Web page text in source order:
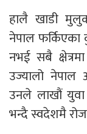
हालै खाडी
नेपाल फर्किएका
नभई सबै
उज्यालो नेपाल
उनले लाखौं
भन्दै स्वदेशमै